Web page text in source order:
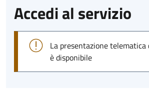
Accedi al servizio
La presentazione
è disponibile